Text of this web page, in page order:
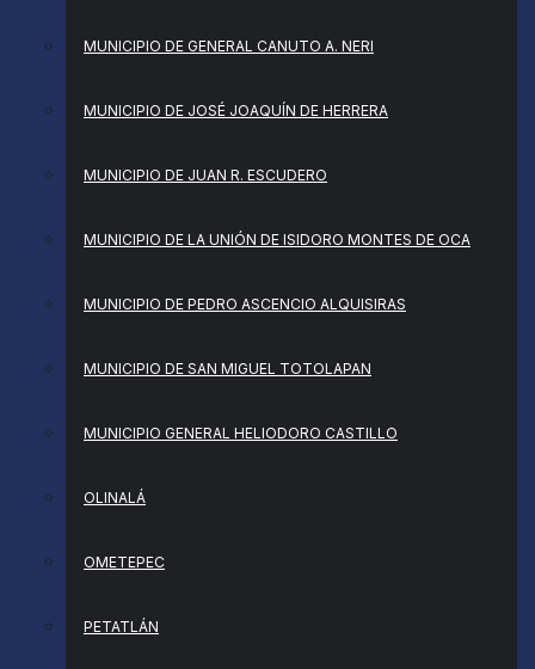
MUNICIPIO DE GENERAL CANUTO A. NERI
MUNICIPIO DE JOSÉ JOAQUÍN DE HERRERA
MUNICIPIO DE JUAN R. ESCUDERO
MUNICIPIO DE LA UNIÓN DE ISIDORO MONTES DE OCA
MUNICIPIO DE PEDRO ASCENCIO ALQUISIRAS
MUNICIPIO DE SAN MIGUEL TOTOLAPAN
MUNICIPIO GENERAL HELIODORO CASTILLO
OLINALÁ
OMETEPEC
PETATLÁN